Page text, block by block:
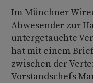
Im Münchner
Abwesender zur
untergetauchte
hat mit einem
zwischen der
Vorstandschefs